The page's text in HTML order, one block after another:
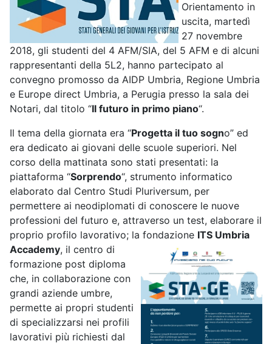
Orientamento in
uscita, martedì
27 novembre
2018, gli studenti del 4 AFM/SIA, del 5 AFM e di alcuni
rappresentanti della 5L2, hanno partecipato al
convegno promosso da AIDP Umbria, Regione Umbria
e Europe direct Umbria, a Perugia presso la sala dei
Notari, dal titolo “Il futuro in primo piano“.
Il tema della giornata era “Progetta il tuo sogno” ed
era dedicato ai giovani delle scuole superiori. Nel
corso della mattinata sono stati presentati: la
piattaforma “Sorprendo“, strumento informatico
elaborato dal Centro Studi Pluriversum, per
permettere ai neodiplomati di conoscere le nuove
professioni del futuro e, attraverso un test, elaborare il
proprio profilo lavorativo; la fondazione ITS Umbria
Accademy, il centro di
formazione post diploma
che, in collaborazione con
grandi aziende umbre,
permette ai propri studenti
di specializzarsi nei profili
lavorativi più richiesti dal